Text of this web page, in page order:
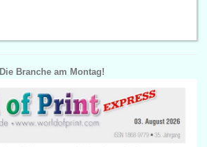
Die Branche am Montag!